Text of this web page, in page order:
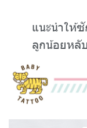
แนะนำให้
ลูกน้อยหลั